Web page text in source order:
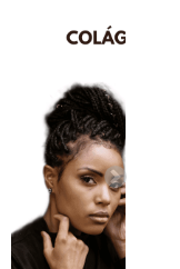
Siguiente